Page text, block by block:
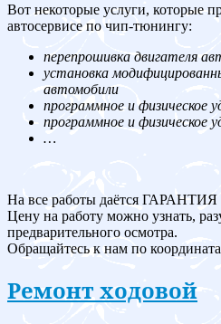
Вот некоторые услуги, которые
автосервисе по чип-тюнингу:
перепрошивка двигателя
установка
автомобили
программное и физическое
программное и физическое
…
На все работы даётся ГАРАНТИЯ
Цену на работу можно узнать,
предварительного осмотра.
Обращайтесь к нам по
Ремонт ходовой